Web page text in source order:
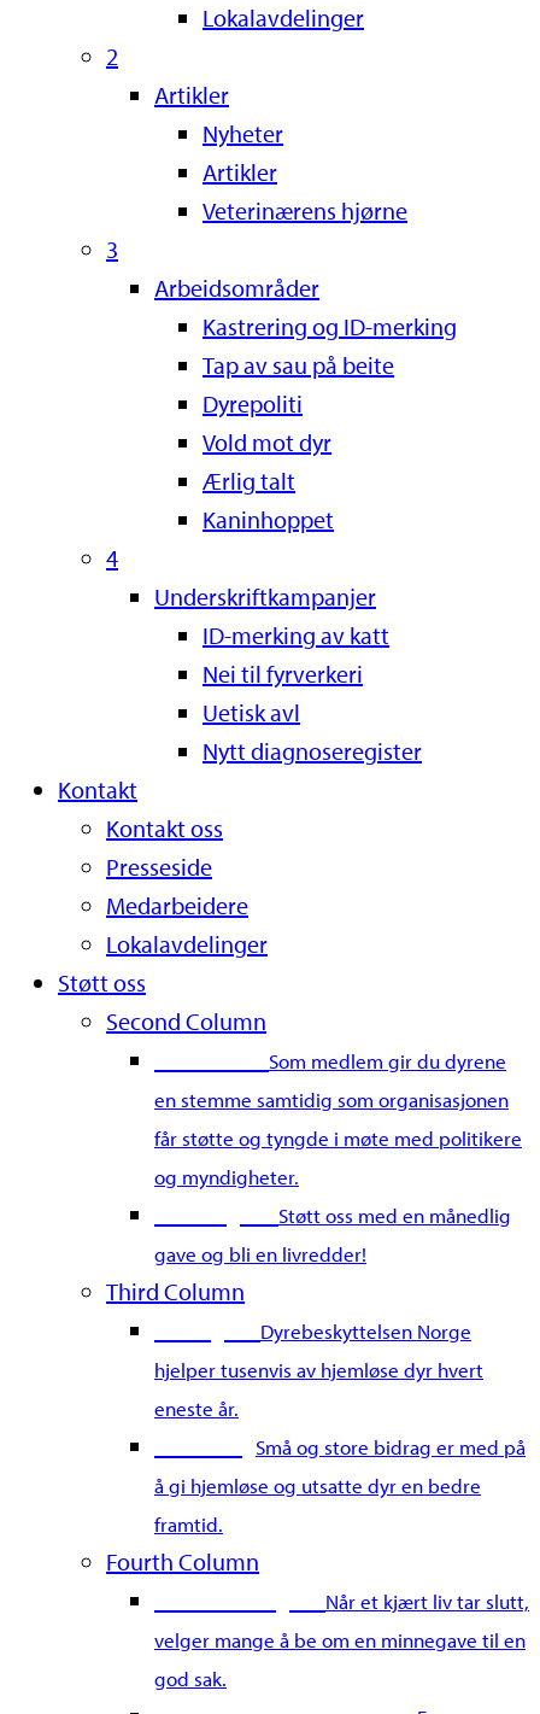
Lokalavdelinger
2
Artikler
Nyheter
Artikler
Veterinærens hjørne
3
Arbeidsområder
Kastrering og ID-merking
Tap av sau på beite
Dyrepoliti
Vold mot dyr
Ærlig talt
Kaninhoppet
4
Underskriftkampanjer
ID-merking av katt
Nei til fyrverkeri
Uetisk avl
Nytt diagnoseregister
Kontakt
Kontakt oss
Presseside
Medarbeidere
Lokalavdelinger
Støtt oss
Second Column
Som medlem gir du dyrene
en stemme samtidig som organisasjonen
får støtte og tyngde i møte med politikere
og myndigheter.
Støtt oss med en månedlig
gave og bli en livredder!
Third Column
Dyrebeskyttelsen Norge
hjelper tusenvis av hjemløse dyr hvert
eneste år.
Små og store bidrag er med på
å gi hjemløse og utsatte dyr en bedre
framtid.
Fourth Column
Når et kjært liv tar slutt,
velger mange å be om en minnegave til en
god sak.